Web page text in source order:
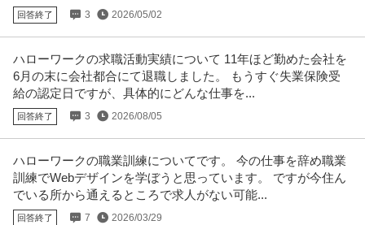
じ、当該求人をビズリーチ上で…続きを見る
この条件の求人をもっと見る
回答終了 3 2026/05/02
ハローワークの求職活動実績について 11年ほど勤めた会社を
6月の末に会社都合にて退職しました。 もうすぐ失業保険受
給の認定日ですが、具体的にどんな仕事を...
回答終了 3 2026/08/05
ハローワークの職業訓練についてです。 今の仕事を辞め職業
訓練でWebデザインを学ぼうと思っています。 ですが今住ん
でいる所から通えるところで求人がない可能...
回答終了 7 2026/03/29